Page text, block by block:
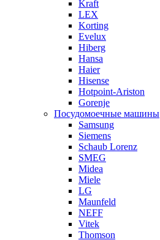
Kraft
LEX
Korting
Evelux
Hiberg
Hansa
Haier
Hisense
Hotpoint-Ariston
Gorenje
Посудомоечные машины
Samsung
Siemens
Schaub Lorenz
SMEG
Midea
Miele
LG
Maunfeld
NEFF
Vitek
Thomson